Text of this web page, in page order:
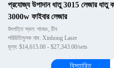
প্রযোজ্য উপাদান ধাতু 3015 লেজার ধাতু
3000w ফাইবার লেজার
উৎপত্তি স্থল: শানডং, চীন
পরিচিতিমুলক নাম: Xinhong Laser
মূল্য: $14,615.00 - $27,343.00/sets
বিস্তারিত